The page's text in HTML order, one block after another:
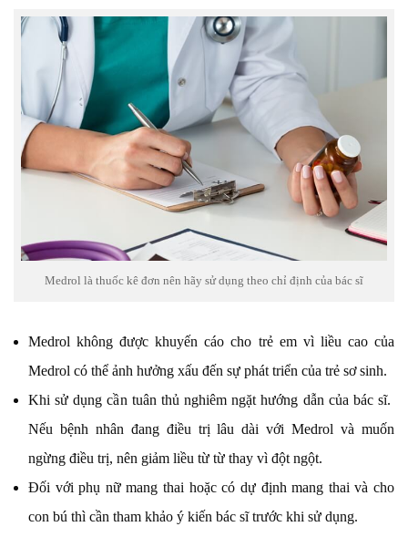
Medrol là thuốc kê đơn nên hãy sử dụng theo chỉ định của bác sĩ
Medrol không được khuyến cáo cho trẻ em vì liều cao của
Medrol có thể ảnh hưởng xấu đến sự phát triển của trẻ sơ sinh.
Khi sử dụng cần tuân thủ nghiêm ngặt hướng dẫn của bác sĩ.
Nếu bệnh nhân đang điều trị lâu dài với Medrol và muốn
ngừng điều trị, nên giảm liều từ từ thay vì đột ngột.
Đối với phụ nữ mang thai hoặc có dự định mang thai và cho
con bú thì cần tham khảo ý kiến bác sĩ trước khi sử dụng.